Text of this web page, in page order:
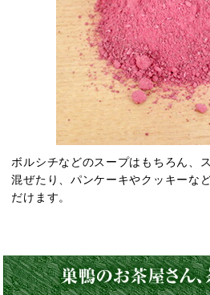
ボルシチなどのスープはもちろん、
混ぜたり、パンケーキやクッキーな
だけます。